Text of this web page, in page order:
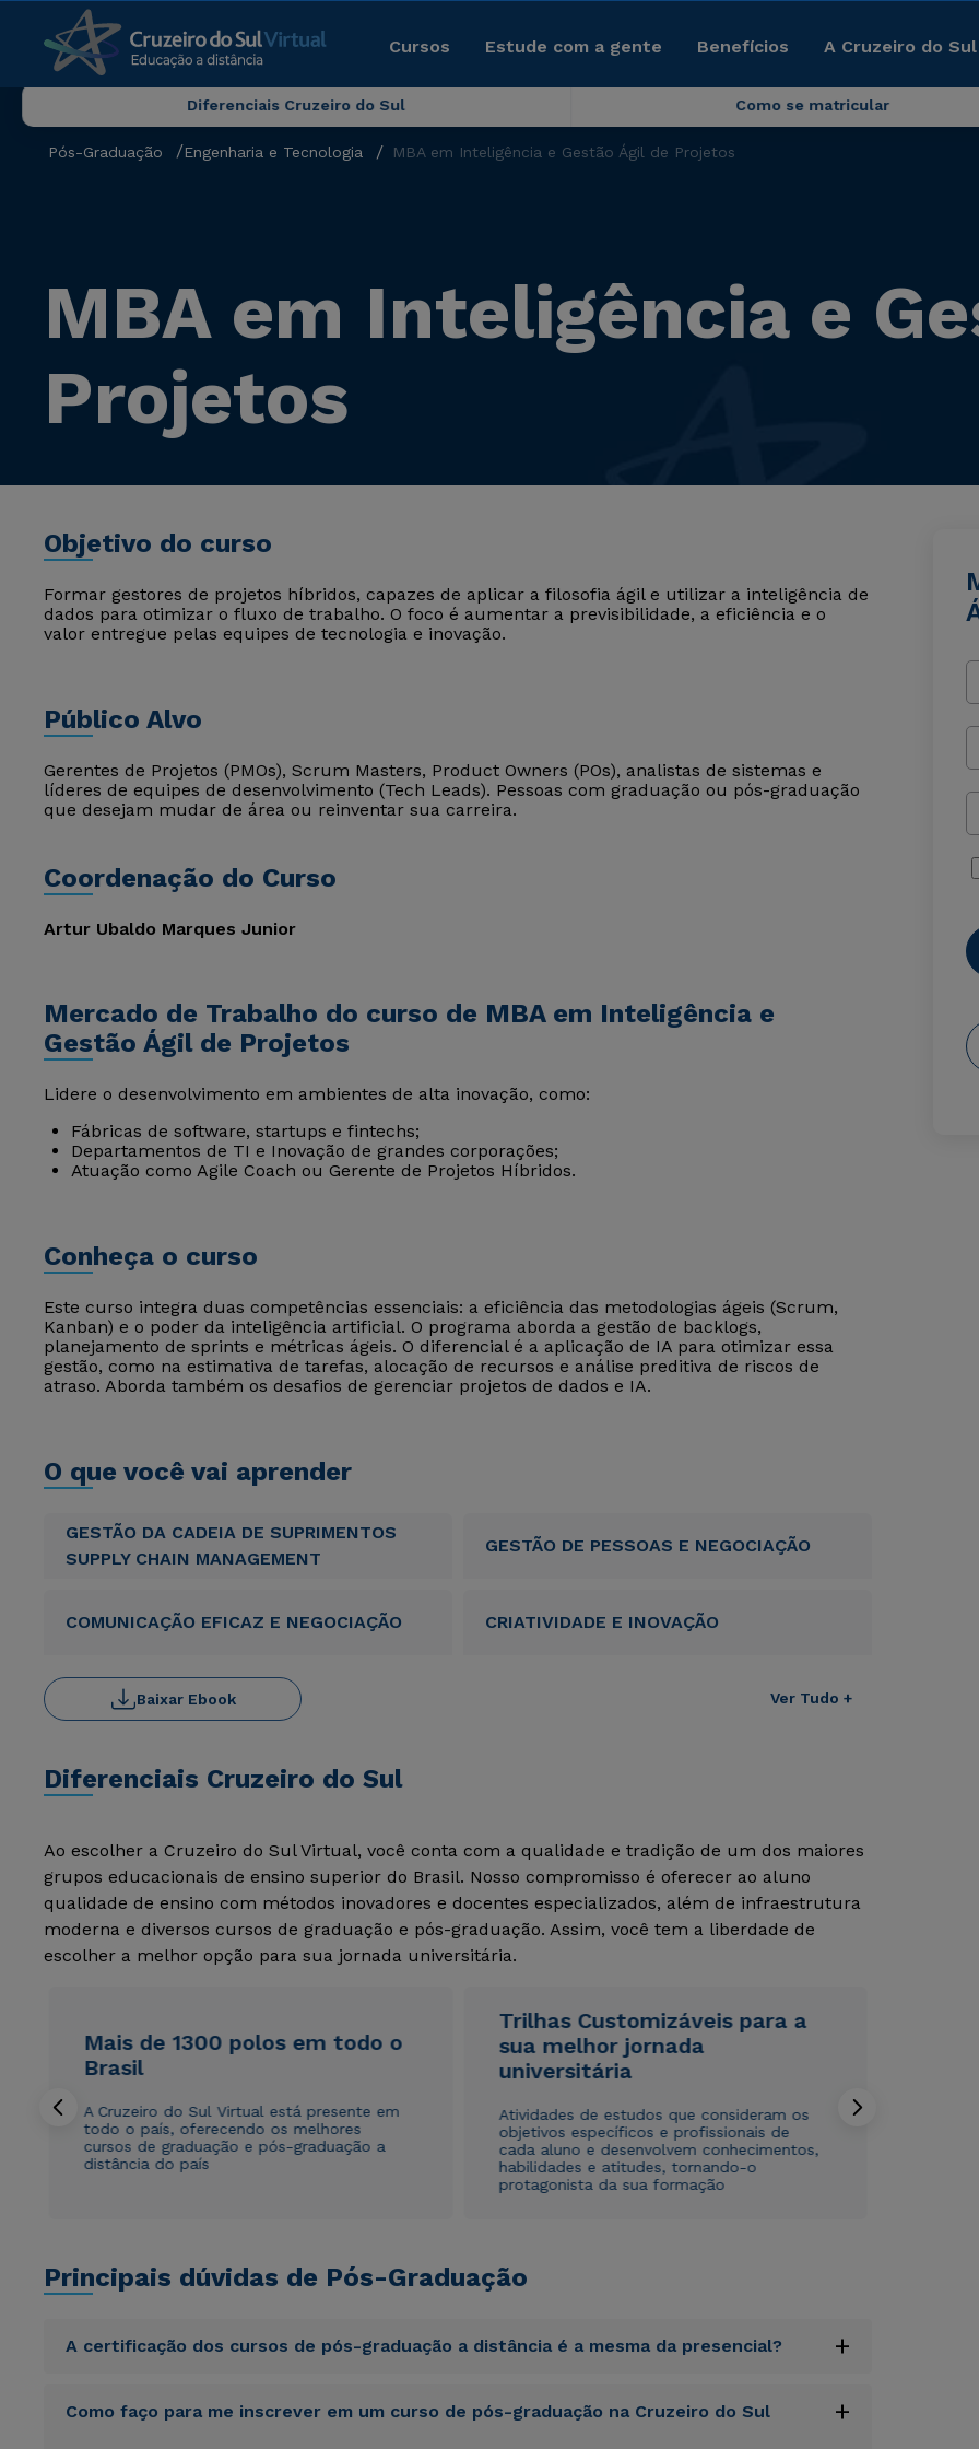
Cursos Estude com a gente Benefícios A Cruzeiro do
Diferenciais Cruzeiro do Sul Como se matricular
Pós-Graduação Engenharia e Tecnologia MBA em Inteligência e Gestão Ágil de Projetos
MBA em Inteligência e
Projetos
Objetivo do curso
Formar gestores de projetos híbridos, capazes de aplicar a filosofia ágil e utilizar a inteligência de
dados para otimizar o fluxo de trabalho. O foco é aumentar a previsibilidade, a eficiência e o
valor entregue pelas equipes de tecnologia e inovação.
Público Alvo
Gerentes de Projetos (PMOs), Scrum Masters, Product Owners (POs), analistas de sistemas e
líderes de equipes de desenvolvimento (Tech Leads). Pessoas com graduação ou pós-graduação
que desejam mudar de área ou reinventar sua carreira.
Coordenação do Curso
Artur Ubaldo Marques Junior
Mercado de Trabalho do curso de MBA em Inteligência e
Gestão Ágil de Projetos
Lidere o desenvolvimento em ambientes de alta inovação, como:
Fábricas de software, startups e fintechs;
Departamentos de TI e Inovação de grandes corporações;
Atuação como Agile Coach ou Gerente de Projetos Híbridos.
Conheça o curso
Este curso integra duas competências essenciais: a eficiência das metodologias ágeis (Scrum,
Kanban) e o poder da inteligência artificial. O programa aborda a gestão de backlogs,
planejamento de sprints e métricas ágeis. O diferencial é a aplicação de IA para otimizar essa
gestão, como na estimativa de tarefas, alocação de recursos e análise preditiva de riscos de
atraso. Aborda também os desafios de gerenciar projetos de dados e IA.
O que você vai aprender
GESTÃO DA CADEIA DE SUPRIMENTOS
SUPPLY CHAIN MANAGEMENT
GESTÃO DE PESSOAS E NEGOCIAÇÃO
COMUNICAÇÃO EFICAZ E NEGOCIAÇÃO CRIATIVIDADE E INOVAÇÃO
Ver Tudo +
Baixar Ebook
Diferenciais Cruzeiro do Sul
Ao escolher a Cruzeiro do Sul Virtual, você conta com a qualidade e tradição de um dos maiores
grupos educacionais de ensino superior do Brasil. Nosso compromisso é oferecer ao aluno
qualidade de ensino com métodos inovadores e docentes especializados, além de infraestrutura
moderna e diversos cursos de graduação e pós-graduação. Assim, você tem a liberdade de
escolher a melhor opção para sua jornada universitária.
Mais de 1300 polos em todo o
Brasil
A Cruzeiro do Sul Virtual está presente em
todo o país, oferecendo os melhores
cursos de graduação e pós-graduação a
distância do país
Trilhas Customizáveis para a
sua melhor jornada
universitária
Atividades de estudos que consideram os
objetivos específicos e profissionais de
cada aluno e desenvolvem conhecimentos,
habilidades e atitudes, tornando-o
protagonista da sua formação
Principais dúvidas de Pós-Graduação
A certificação dos cursos de pós-graduação a distância é a mesma da presencial? +
totam rem aperiam, eaque ipsa quae ab illo inventore veritatis et quasi architecto beatae vitae dicta
Como faço para me inscrever em um curso de pós-graduação na Cruzeiro do Sul +
ou
Estou de acordo com aPolítica de Privacidade.
ou
Estou de acordo com aPolítica de Privacidade.